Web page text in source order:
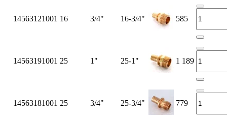
14563121001 16 3/4" 16-3/4" 585
14563191001 25 1" 25-1" 1 189
14563181001 25 3/4" 25-3/4" 779